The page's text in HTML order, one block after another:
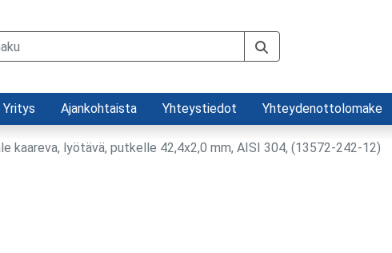
Yritys Ajankohtaista Yhteystiedot Yhteydenottolomake
kaareva, lyötävä, putkelle 42,4x2,0 mm, AISI 304, (13572-242-12)